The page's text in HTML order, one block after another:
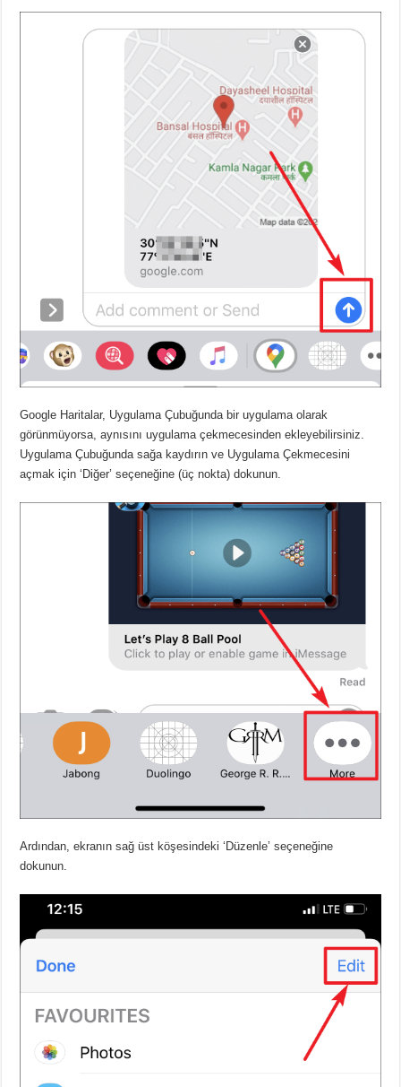
Google Haritalar, Uygulama Çubuğunda bir uygulama olarak
görünmüyorsa, aynısını uygulama çekmecesinden ekleyebilirsiniz.
Uygulama Çubuğunda sağa kaydırın ve Uygulama Çekmecesini
açmak için ‘Diğer’ seçeneğine (üç nokta) dokunun.
Ardından, ekranın sağ üst köşesindeki ‘Düzenle’ seçeneğine
dokunun.